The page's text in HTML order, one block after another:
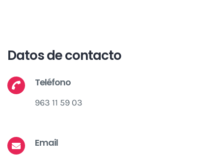
Datos de contacto
Teléfono
963 11 59 03
Email